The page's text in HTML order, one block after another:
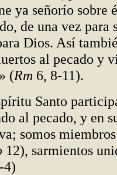
ya señorío sobre
de una vez para
Dios. Así
al pecado y
(Rm 6, 8-11).
Santo
al pecado, y en
somos
12), sarmientos
4)